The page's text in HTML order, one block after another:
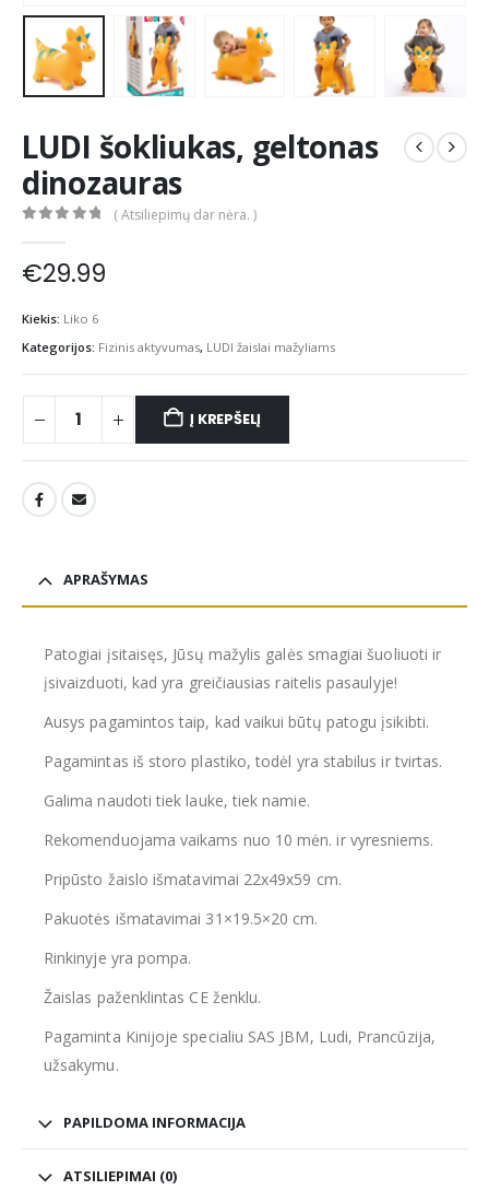
LUDI šokliukas, geltonas
dinozauras
( Atsiliepimų dar nėra. )
€29.99
Kiekis: Liko 6
Kategorijos: Fizinis aktyvumas, LUDI žaislai mažyliams
Į KREPŠELĮ
APRAŠYMAS
Patogiai įsitaisęs, Jūsų mažylis galės smagiai šuoliuoti ir
įsivaizduoti, kad yra greičiausias raitelis pasaulyje!
Ausys pagamintos taip, kad vaikui būtų patogu įsikibti.
Pagamintas iš storo plastiko, todėl yra stabilus ir tvirtas.
Galima naudoti tiek lauke, tiek namie.
Rekomenduojama vaikams nuo 10 mėn. ir vyresniems.
Pripūsto žaislo išmatavimai 22x49x59 cm.
Pakuotės išmatavimai 31×19.5×20 cm.
Rinkinyje yra pompa.
Žaislas paženklintas CE ženklu.
Pagaminta Kinijoje specialiu SAS JBM, Ludi, Prancūzija,
užsakymu.
PAPILDOMA INFORMACIJA
ATSILIEPIMAI (0)